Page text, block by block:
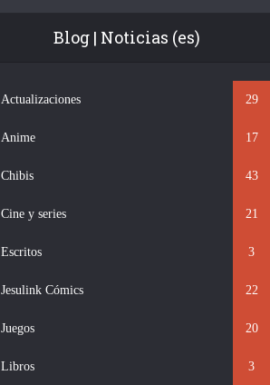
Blog | Noticias (es)
Actualizaciones 29
Anime 17
Chibis 43
Cine y series 21
Escritos 3
Jesulink Cómics 22
Juegos 20
Libros 3